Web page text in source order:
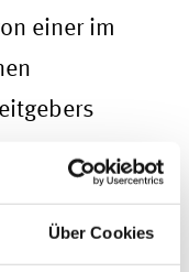
Über Cookies
einer im
Ausnahmen